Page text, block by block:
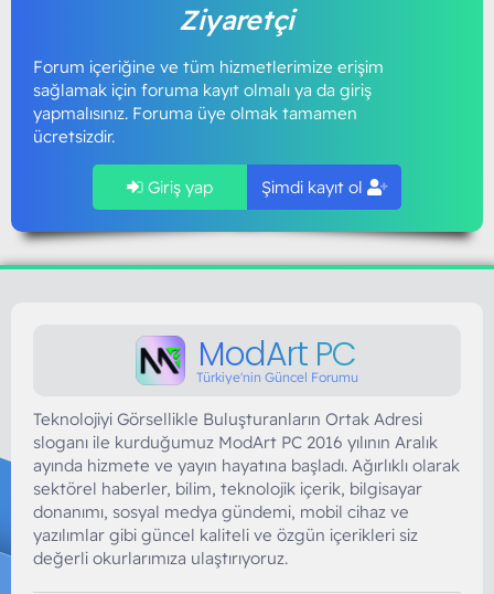
Ziyaretçi
Forum içeriğine ve tüm hizmetlerimize erişim
sağlamak için foruma kayıt olmalı ya da giriş
yapmalısınız. Foruma üye olmak tamamen
ücretsizdir.
Giriş yap Şimdi kayıt ol
ModArt PC
Türkiye'nin Güncel Forumu
Teknolojiyi Görsellikle Buluşturanların Ortak Adresi
sloganı ile kurduğumuz ModArt PC 2016 yılının Aralık
ayında hizmete ve yayın hayatına başladı. Ağırlıklı olarak
sektörel haberler, bilim, teknolojik içerik, bilgisayar
donanımı, sosyal medya gündemi, mobil cihaz ve
yazılımlar gibi güncel kaliteli ve özgün içerikleri siz
değerli okurlarımıza ulaştırıyoruz.